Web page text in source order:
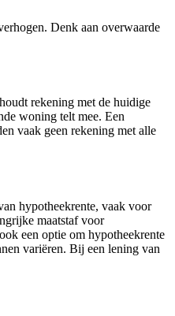
Denk aan overwaarde
rekening met de huidige
woning telt mee. Een
vaak geen rekening met alle
hypotheekrente, vaak voor
maatstaf voor
een optie om hypotheekrente
variëren. Bij een lening van